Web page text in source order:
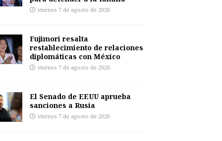
viernes 7 de agosto de 2026
Fujimori resalta
restablecimiento de relaciones
diplomáticas con México
viernes 7 de agosto de 2026
El Senado de EEUU aprueba
sanciones a Rusia
viernes 7 de agosto de 2026